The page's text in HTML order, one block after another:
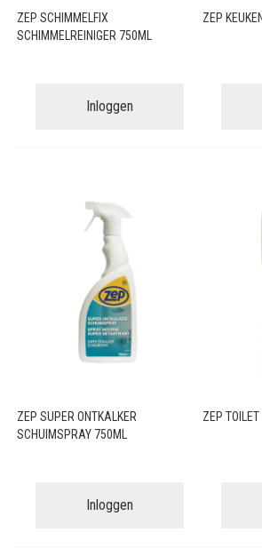
ZEP SCHIMMELFIX
SCHIMMELREINIGER 750ML
Inloggen
ZEP
ZEP SUPER ONTKALKER
SCHUIMSPRAY 750ML
Inloggen
ZEP TOILET